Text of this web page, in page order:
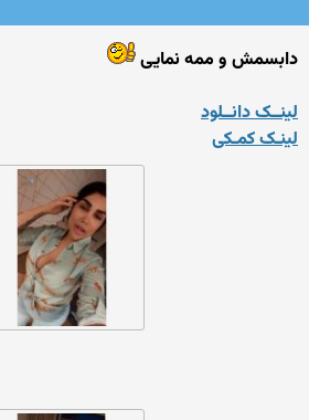
دابسمش و ممه نمایی
لینــک دانــلود
لینـک کمـکی